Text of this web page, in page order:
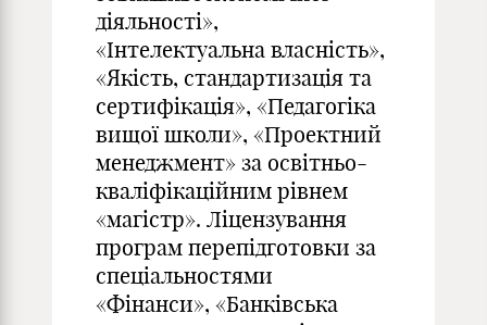
діяльності»,
«Інтелектуальна власність»,
«Якість, стандартизація та
сертифікація», «Педагогіка
вищої школи», «Проектний
менеджмент» за освітньо-
кваліфікаційним рівнем
«магістр». Ліцензування
програм перепідготовки за
спеціальностями
«Фінанси», «Банківська